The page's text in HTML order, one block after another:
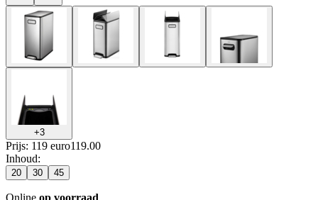
+3
Prijs: 119 euro119.00
Inhoud:
20 30 45
Online op voorraad